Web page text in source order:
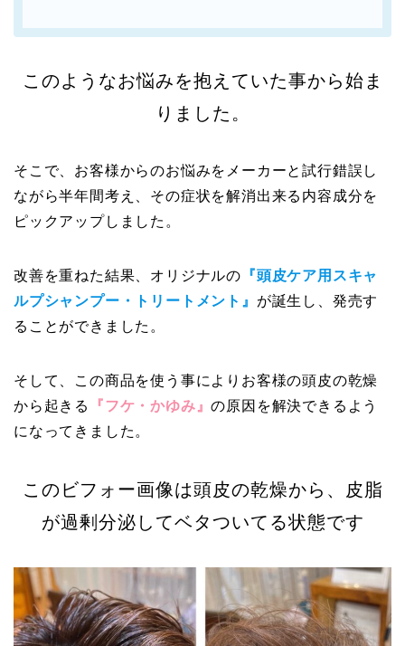
このようなお悩みを抱えていた事から始ま
りました。
そこで、お客様からのお悩みをメーカーと試行錯誤し
ながら半年間考え、その症状を解消出来る内容成分を
ピックアップしました。
改善を重ねた結果、オリジナルの 『頭皮ケア用スキャ
ルプシャンプー・トリートメント』 が誕生し、発売す
ることができました。
そして、この商品を使う事によりお客様の頭皮の乾燥
から起きる
『フケ・かゆみ』の原因を解決できるよう
になってきました。
このビフォー画像は頭皮の乾燥から、皮脂
が過剰分泌してベタついてる状態です